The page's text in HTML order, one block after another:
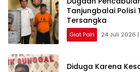
Tanjungbalai Polisi
Tersangka
Giat Polri 24 Juli 2026 |
Diduga Karena